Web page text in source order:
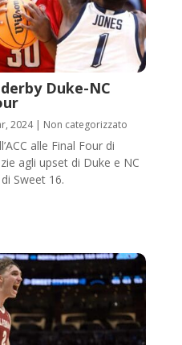
Duke-NC
2024| Non categorizzato
alle Final Four di
agli upset di Duke e NC
Sweet 16.